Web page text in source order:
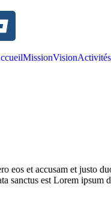
MissionVisionActivités
eos et accusam et justo
sanctus est Lorem ipsum